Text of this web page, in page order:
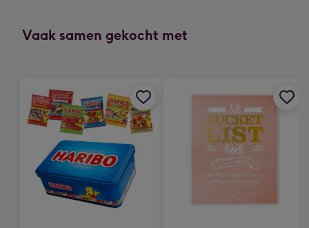
indruk
x
333
mm
Vaak samen gekocht met